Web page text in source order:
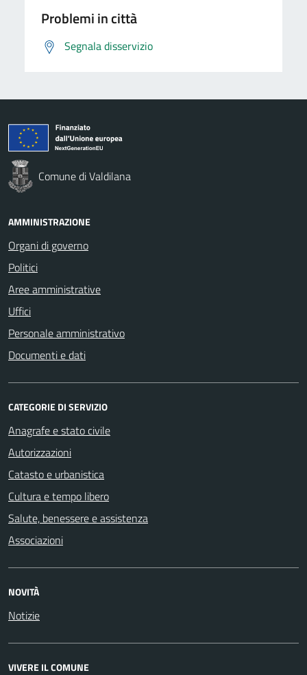
Problemi in città
Segnala disservizio
Comune di Valdilana
AMMINISTRAZIONE
Organi di governo
Politici
Aree amministrative
Uffici
Personale amministrativo
Documenti e dati
CATEGORIE DI SERVIZIO
Anagrafe e stato civile
Autorizzazioni
Catasto e urbanistica
Cultura e tempo libero
Salute, benessere e assistenza
Associazioni
NOVITÀ
Notizie
VIVERE IL COMUNE